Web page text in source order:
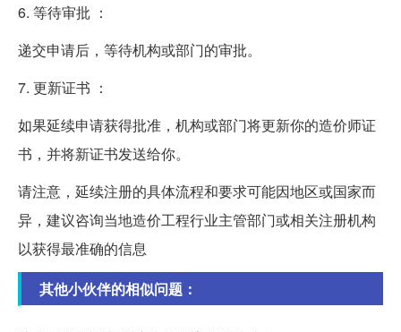
6. 等待审批 ：
递交申请后，等待机构或部门的审批。
7. 更新证书 ：
如果延续申请获得批准，机构或部门将更新你的造价师证
书，并将新证书发送给你。
请注意，延续注册的具体流程和要求可能因地区或国家而
异，建议咨询当地造价工程行业主管部门或相关注册机构
以获得最准确的信息
其他小伙伴的相似问题：